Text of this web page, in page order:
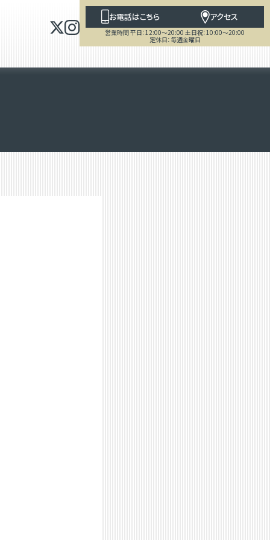
お電話はこちら アクセス
営業時間 平日：12:00～20:00 土日祝：10:00～20:00
定休日：毎週金曜日